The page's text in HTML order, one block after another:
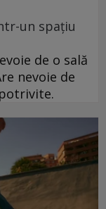
un spațiu
de o sală
nevoie de